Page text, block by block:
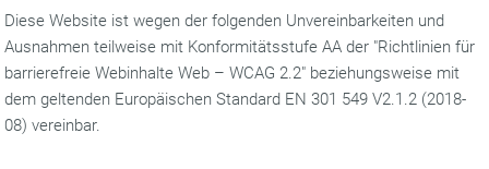
Diese Website ist wegen der folgenden Unvereinbarkeiten und
Ausnahmen teilweise mit Konformitätsstufe AA der "Richtlinien für
barrierefreie Webinhalte Web – WCAG 2.2" beziehungsweise mit
dem geltenden Europäischen Standard EN 301 549 V2.1.2 (2018-
08) vereinbar.